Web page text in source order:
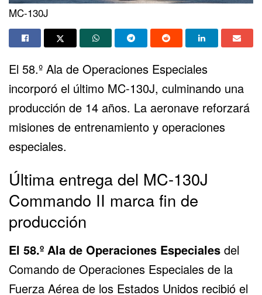
MC-130J
El 58.º Ala de Operaciones Especiales
incorporó el último MC-130J, culminando una
producción de 14 años. La aeronave reforzará
misiones de entrenamiento y operaciones
especiales.
Última entrega del MC-130J
Commando II marca fin de
producción
El 58.º Ala de Operaciones Especiales del
Comando de Operaciones Especiales de la
Fuerza Aérea de los Estados Unidos recibió el